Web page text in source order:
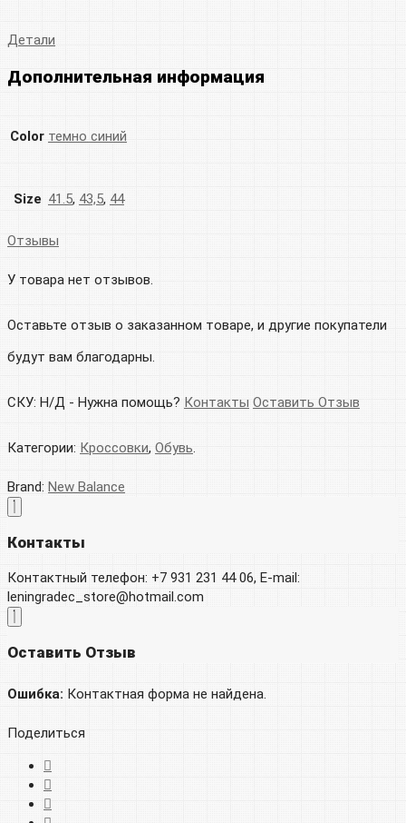
Детали
Дополнительная информация
Color темно синий
Size 41.5, 43,5, 44
Отзывы
У товара нет отзывов.
Оставьте отзыв о заказанном товаре, и другие покупатели
будут вам благодарны.
СКУ: Н/Д - Нужна помощь? Контакты Оставить Отзыв
Категории: Кроссовки, Обувь.
Brand: New Balance
Контакты
Контактный телефон: +7 931 231 44 06, E-mail:
leningradec_store@hotmail.com
Оставить Отзыв
Ошибка: Контактная форма не найдена.
Поделиться